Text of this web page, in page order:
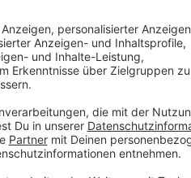
Zusammenhang mit einer
Gesamtzahl erhöhte sich damit
Anzeige
Weitere Infos
Anzeige